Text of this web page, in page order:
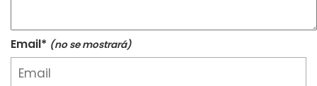
Email* (no se mostrará)